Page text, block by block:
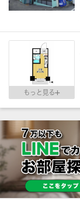
もっと見る